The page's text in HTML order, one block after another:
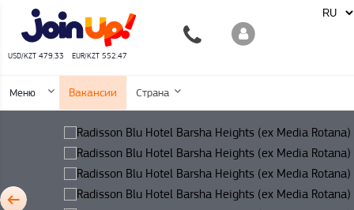
USD/KZT 479.33 EUR/KZT 552.47
Меню Вакансии Страна